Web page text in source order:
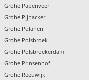
Grohe Papenveer
Grohe Pijnacker
Grohe Polanen
Grohe Polsbroek
Grohe Polsbroekerdam
Grohe Prinsenhof
Grohe Reeuwijk